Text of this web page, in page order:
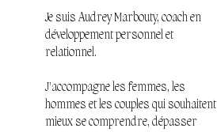
Je suis Audrey Marbouty, coach en
développement personnel et
relationnel.
J'accompagne les femmes, les
hommes et les couples qui souhaitent
mieux se comprendre, dépasser